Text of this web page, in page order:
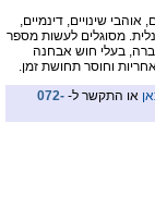
פייסבוק
אוהבי שינויים, דינמיים,
מסוגלים לעשות מספר
בעלי חוש אבחנה
וחוסר תחושת זמן.
או התקשר ל- 072-